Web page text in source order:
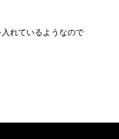
れているようなので